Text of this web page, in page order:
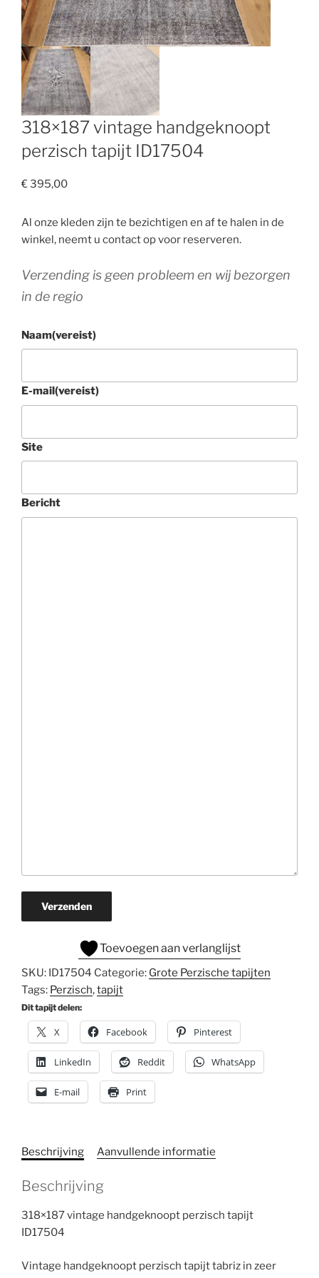
318×187 vintage handgeknoopt
perzisch tapijt ID17504
€395,00
Al onze kleden zijn te bezichtigen en af te halen in de
winkel, neemt u contact op voor reserveren.
Verzending is geen probleem en wij bezorgen
in de regio
Naam(vereist)
E-mail(vereist)
Site
Bericht
Verzenden
Toevoegen aan verlanglijst
SKU: ID17504 Categorie: Grote Perzische tapijten
Tags: Perzisch,tapijt
Dit tapijt delen:
X Facebook Pinterest
LinkedIn Reddit WhatsApp
E-mail Print
Beschrijving Aanvullende informatie
Beschrijving
318×187 vintage handgeknoopt perzisch tapijt
ID17504
Vintage handgeknoopt perzisch tapijt tabriz in zeer